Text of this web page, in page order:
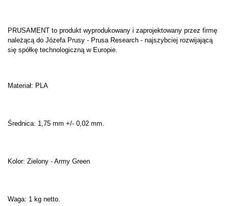
PRUSAMENT to produkt wyprodukowany i zaprojektowany przez firmę
należącą do Józefa Prusy - Prusa Research - najszybciej rozwijającą
się spółkę technologiczną w Europie.
Materiał: PLA
Średnica: 1,75 mm +/- 0,02 mm.
Kolor: Zielony - Army Green
Waga: 1 kg netto.